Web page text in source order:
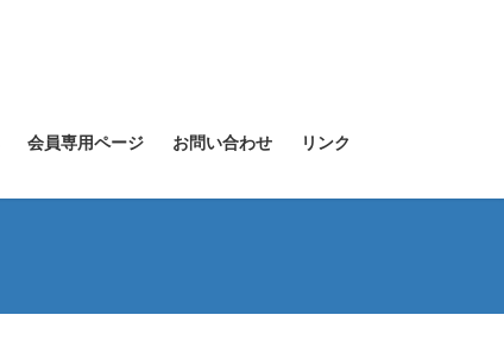
会員専用ページ お問い合わせ リンク